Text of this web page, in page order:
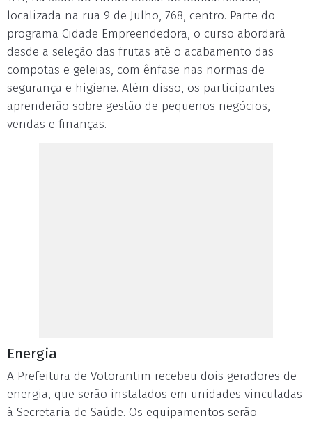
localizada na rua 9 de Julho, 768, centro. Parte do
programa Cidade Empreendedora, o curso abordará
desde a seleção das frutas até o acabamento das
compotas e geleias, com ênfase nas normas de
segurança e higiene. Além disso, os participantes
aprenderão sobre gestão de pequenos negócios,
vendas e finanças.
Energia
A Prefeitura de Votorantim recebeu dois geradores de
energia, que serão instalados em unidades vinculadas
à Secretaria de Saúde. Os equipamentos serão